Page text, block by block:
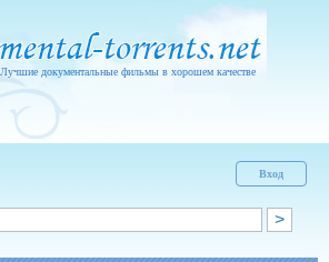
Лучшие документальные фильмы в хорошем качестве
Вход